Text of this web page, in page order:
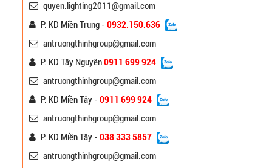
quyen.lighting2011@gmail.com
P. KD Miền Trung - 0932.150.636
antruongthinhgroup@gmail.com
P. KD Tây Nguyên0911 699 924
antruongthinhgroup@gmail.com
P. KD Miền Tây - 0911 699 924
antruongthinhgroup@gmail.com
P. KD Miền Tây - 038 333 5857
antruongthinhgroup@gmail.com
Cột Đèn Đế Gang Trang
Trí ATT
Cột Đèn Chiếu Sáng Mạ
Kẽm ATT-10m
Liên hệ
Cao Áp A-Onyx